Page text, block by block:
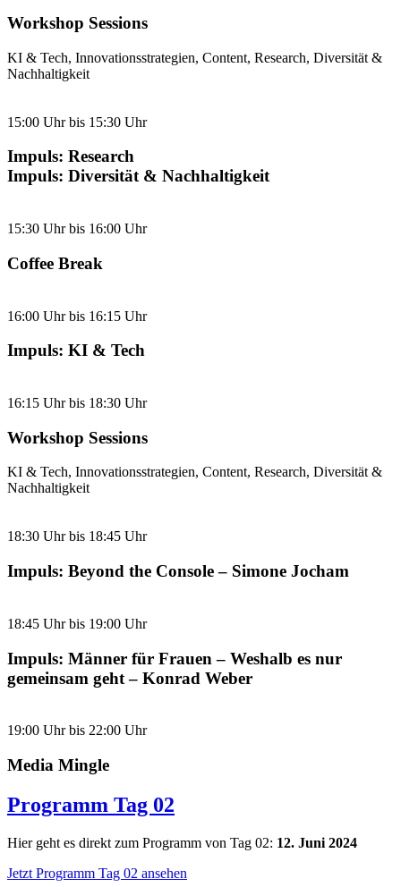
Workshop Sessions
KI & Tech, Innovationsstrategien, Content, Research, Diversität &
Nachhaltigkeit
15:00 Uhr bis 15:30 Uhr
Impuls: Research
Impuls: Diversität & Nachhaltigkeit
15:30 Uhr bis 16:00 Uhr
Coffee Break
16:00 Uhr bis 16:15 Uhr
Impuls: KI & Tech
16:15 Uhr bis 18:30 Uhr
Workshop Sessions
KI & Tech, Innovationsstrategien, Content, Research, Diversität &
Nachhaltigkeit
18:30 Uhr bis 18:45 Uhr
Impuls: Beyond the Console – Simone Jocham
18:45 Uhr bis 19:00 Uhr
Impuls: Männer für Frauen – Weshalb es nur
gemeinsam geht – Konrad Weber
19:00 Uhr bis 22:00 Uhr
Media Mingle
Programm Tag 02
Hier geht es direkt zum Programm von Tag 02: 12. Juni 2024
Jetzt Programm Tag 02 ansehen